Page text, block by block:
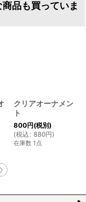
品も買っていま
クリアオーナメン
ト
800円(税別)
(税込: 880円)
在庫数 1点